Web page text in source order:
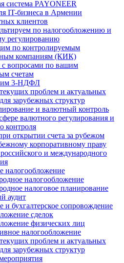
система PAYONEER
IT-бизнеса в Армении
клиентов
по налогообложению и
регулированию
по контролируемым
компаниям (КИК)
вопросами по вашим
счетам
3-НДФЛ
проблем и актуальных
зарубежных структур
и валютный контроль
валютного регулирования и
контроля
открытии счета за рубежом
корпоративному праву
и международного
налогообложение
налогообложение
налоговое планирование
аудит
и бухгалтерское сопровождение
сделок
физических лиц
налогообложение
проблем и актуальных
зарубежных структур